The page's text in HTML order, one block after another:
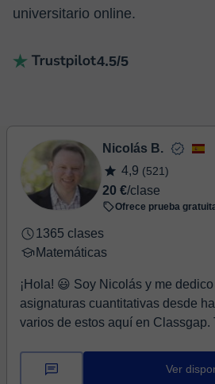
universitario online.
4.5/5
Nicolás B.
4,9 (521)
20 €/clase
Ofrece prueba
1365 clases
Matemáticas
¡Hola! 😃 Soy Nicolás y me dedico a dar clases de
asignaturas cuantitativas desde
varios de estos aquí en Classgap.
Ver